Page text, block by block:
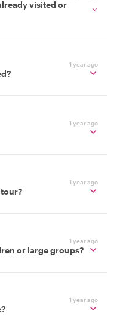
visited or
1 year ago
1 year ago
1 year ago
1 year ago
or large groups?
1 year ago